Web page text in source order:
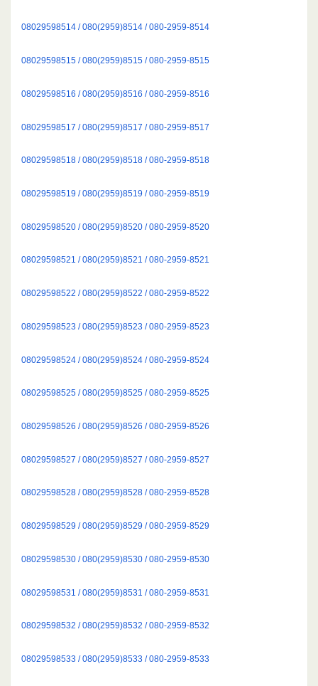
08029598514 / 080(2959)8514 / 080-2959-8514
08029598515 / 080(2959)8515 / 080-2959-8515
08029598516 / 080(2959)8516 / 080-2959-8516
08029598517 / 080(2959)8517 / 080-2959-8517
08029598518 / 080(2959)8518 / 080-2959-8518
08029598519 / 080(2959)8519 / 080-2959-8519
08029598520 / 080(2959)8520 / 080-2959-8520
08029598521 / 080(2959)8521 / 080-2959-8521
08029598522 / 080(2959)8522 / 080-2959-8522
08029598523 / 080(2959)8523 / 080-2959-8523
08029598524 / 080(2959)8524 / 080-2959-8524
08029598525 / 080(2959)8525 / 080-2959-8525
08029598526 / 080(2959)8526 / 080-2959-8526
08029598527 / 080(2959)8527 / 080-2959-8527
08029598528 / 080(2959)8528 / 080-2959-8528
08029598529 / 080(2959)8529 / 080-2959-8529
08029598530 / 080(2959)8530 / 080-2959-8530
08029598531 / 080(2959)8531 / 080-2959-8531
08029598532 / 080(2959)8532 / 080-2959-8532
08029598533 / 080(2959)8533 / 080-2959-8533